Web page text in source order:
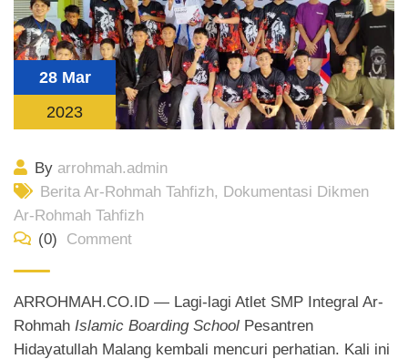
28 Mar
2023
By arrohmah.admin
Berita Ar-Rohmah Tahfizh, Dokumentasi Dikmen
Ar-Rohmah Tahfizh
(0)
Comment
ARROHMAH.CO.ID — Lagi-lagi Atlet SMP Integral Ar-
Rohmah Islamic Boarding School Pesantren
Hidayatullah Malang kembali mencuri perhatian. Kali ini